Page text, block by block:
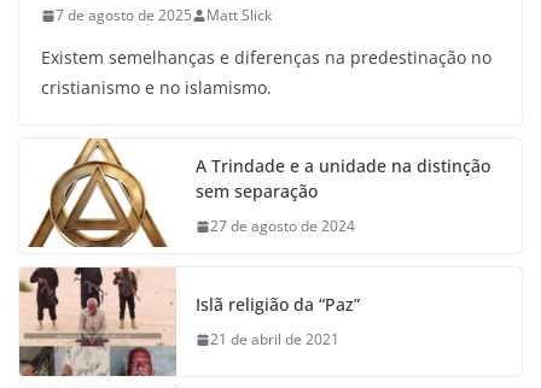
7 de agosto de 2025 Matt Slick
Existem semelhanças e diferenças na predestinação no
cristianismo e no islamismo.
A Trindade e a unidade na distinção
sem separação
27 de agosto de 2024
Islã religião da “Paz”
21 de abril de 2021